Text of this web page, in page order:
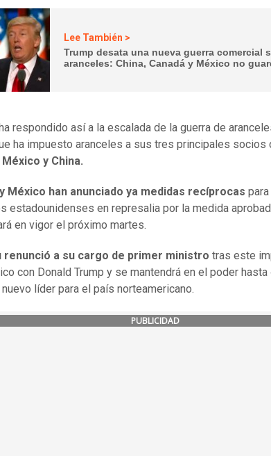
Lee También >
Trump desata una nueva guerra comercial
aranceles: China, Canadá y México no
respondido así a la escalada de la guerra de
ha impuesto aranceles a sus tres principales socios
y China.
México han anunciado ya medidas recíprocas
estadounidenses en represalia por la medida
en vigor el próximo martes.
renunció a su cargo de primer ministro tras este
con Donald Trump y se mantendrá en el poder
nuevo líder para el país norteamericano.
PUBLICIDAD